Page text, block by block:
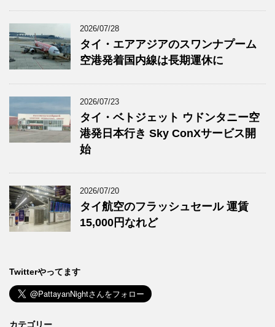
2026/07/28
タイ・エアアジアのスワンナプーム
空港発着国内線は長期運休に
2026/07/23
タイ・ベトジェット ウドンタニー空
港発日本行き Sky ConXサービス開
始
2026/07/20
タイ航空のフラッシュセール 運賃
15,000円なれど
Twitterやってます
カテゴリー